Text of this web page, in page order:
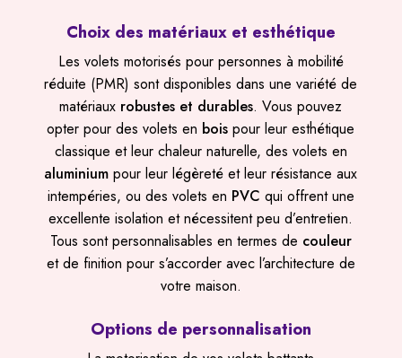
Choix des matériaux et esthétique
Les volets motorisés pour personnes à mobilité
réduite (PMR) sont disponibles dans une variété de
matériaux robustes et durables. Vous pouvez
opter pour des volets en bois pour leur esthétique
classique et leur chaleur naturelle, des volets en
aluminium pour leur légèreté et leur résistance aux
intempéries, ou des volets en PVC qui offrent une
excellente isolation et nécessitent peu d’entretien.
Tous sont personnalisables en termes de couleur
et de finition pour s’accorder avec l’architecture de
votre maison.
Options de personnalisation